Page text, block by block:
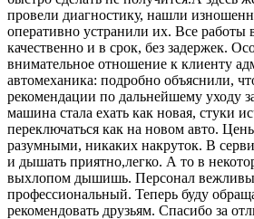
провели диагностику, нашли
оперативно устранили их. Все работы
качественно и в срок, без задержек.
внимательное отношение к клиенту
автомеханика: подробно объяснили,
рекомендации по дальнейшему уходу
машина стала ехать как новая, стуки
переключаться как на новом авто.
разумными, никаких накруток. В
и дышать приятно,легко. А то в
выхлопом дышишь. Персонал
профессиональный. Теперь буду
рекомендовать друзьям. Спасибо за